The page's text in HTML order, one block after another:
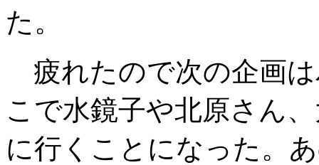
た。
疲れたので次の企画
こで水鏡子や北原さん
に行くことになった。